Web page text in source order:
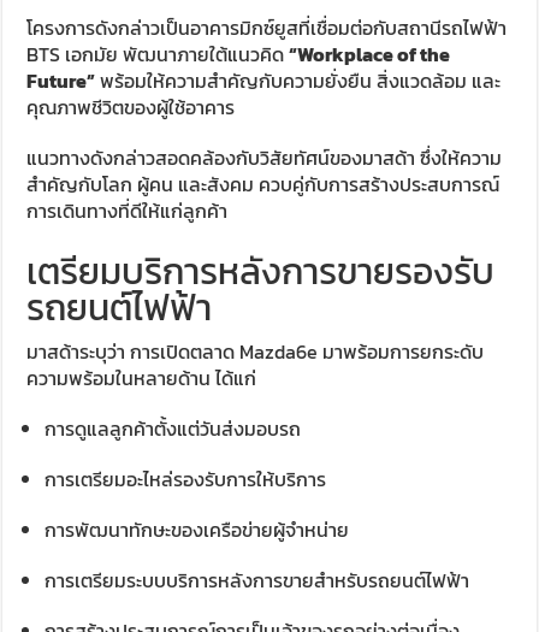
โครงการดังกล่าวเป็นอาคารมิกซ์ยูสที่เชื่อมต่อกับสถานีรถไฟฟ้า
BTS เอกมัย พัฒนาภายใต้แนวคิด“Workplace of the
Future”พร้อมให้ความสำคัญกับความยั่งยืน สิ่งแวดล้อม และ
คุณภาพชีวิตของผู้ใช้อาคาร
แนวทางดังกล่าวสอดคล้องกับวิสัยทัศน์ของมาสด้า ซึ่งให้ความ
สำคัญกับโลก ผู้คน และสังคม ควบคู่กับการสร้างประสบการณ์
การเดินทางที่ดีให้แก่ลูกค้า
เตรียมบริการหลังการขายรองรับ
รถยนต์ไฟฟ้า
มาสด้าระบุว่า การเปิดตลาด Mazda6e มาพร้อมการยกระดับ
ความพร้อมในหลายด้าน ได้แก่
การดูแลลูกค้าตั้งแต่วันส่งมอบรถ
การเตรียมอะไหล่รองรับการให้บริการ
การพัฒนาทักษะของเครือข่ายผู้จำหน่าย
การเตรียมระบบบริการหลังการขายสำหรับรถยนต์ไฟฟ้า